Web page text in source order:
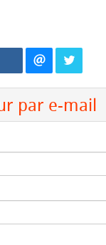
par e-mail